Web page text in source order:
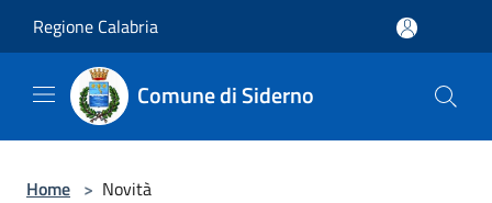
Regione Calabria
Comune di Siderno
Home > Novità